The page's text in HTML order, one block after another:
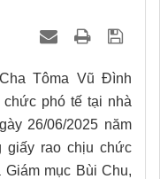
Tôma Vũ Đình
chức phó tế tại nhà
26/06/2025 năm
giấy rao chịu chức
Giám mục Bùi Chu,